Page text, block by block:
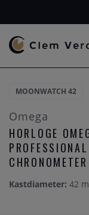
MOONWATCH 42
Omega
HORLOGE
Kastdiameter: 42